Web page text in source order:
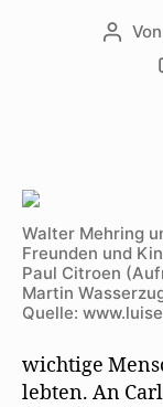
Von
Walter Mehring
Freunden und
Paul Citroen
Martin
Quelle:
wichtige
lebten. An